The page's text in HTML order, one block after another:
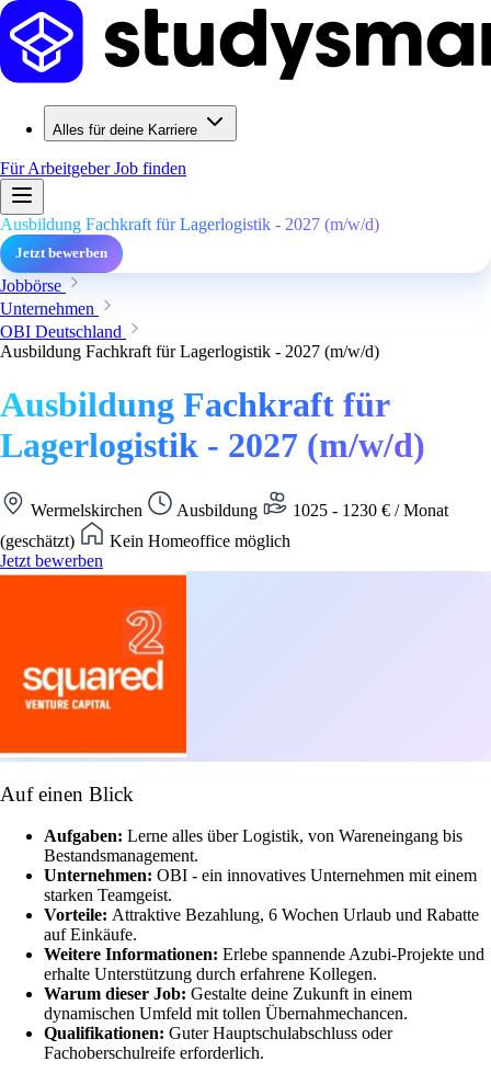
Alles für deine Karriere
Für ArbeitgeberJob finden
Ausbildung Fachkraft für Lagerlogistik - 2027 (m/w/d)
Jetzt bewerben
Jobbörse
Unternehmen
OBI Deutschland
Ausbildung Fachkraft für Lagerlogistik - 2027 (m/w/d)
Ausbildung Fachkraft für
Lagerlogistik - 2027 (m/w/d)
Wermelskirchen Ausbildung
1025 - 1230 € / Monat
(geschätzt)
Kein Homeoffice möglich
Jetzt bewerben
Auf einen Blick
Aufgaben: Lerne alles über Logistik, von Wareneingang bis
Bestandsmanagement.
Unternehmen: OBI - ein innovatives Unternehmen mit einem
starken Teamgeist.
Vorteile: Attraktive Bezahlung, 6 Wochen Urlaub und Rabatte
auf Einkäufe.
Weitere Informationen: Erlebe spannende Azubi-Projekte und
erhalte Unterstützung durch erfahrene Kollegen.
Warum dieser Job: Gestalte deine Zukunft in einem
dynamischen Umfeld mit tollen Übernahmechancen.
Qualifikationen: Guter Hauptschulabschluss oder
Fachoberschulreife erforderlich.